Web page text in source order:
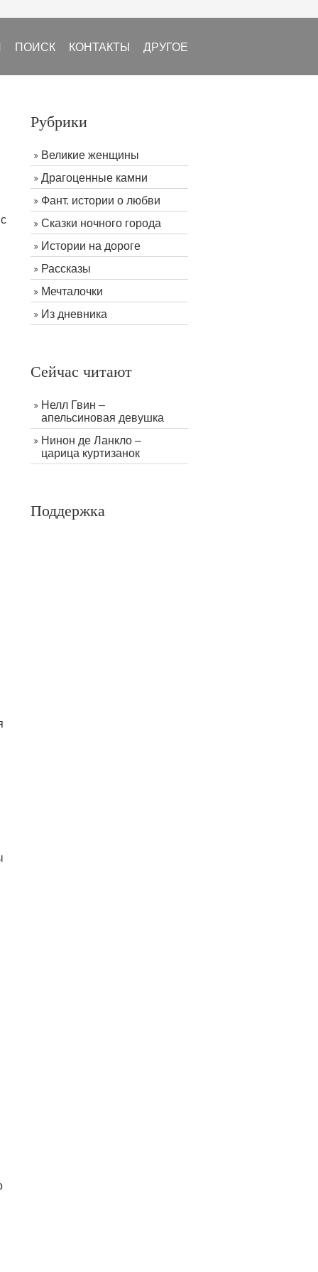
ПОИСК КОНТАКТЫ ДРУГОЕ
Рубрики
Великие женщины
Драгоценные камни
Фант. истории о любви
Сказки ночного города
Истории на дороге
Рассказы
Мечталочки
Из дневника
Сейчас читают
Нелл Гвин –
апельсиновая девушка
Нинон де Ланкло –
царица куртизанок
Поддержка